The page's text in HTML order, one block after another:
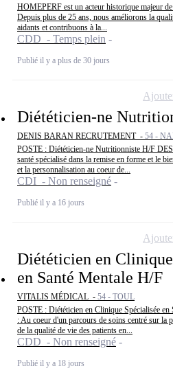
HOMEPERF est un acteur historique majeur
Depuis plus de 25 ans, nous améliorons la
aidants et contribuons à la...
CDD - Temps plein
Publié il y a plus de 30 jours
Diététicien-ne
DENIS BARAN RECRUTEMENT - 54 -
POSTE : Diététicien-ne Nutritionniste H/F
santé spécialisé dans la remise en forme et le
et la personnalisation au coeur de...
CDI - Non renseigné
Publié il y a 16 jours
Diététicien en
en Santé Mentale H/F
VITALIS MÉDICAL - 54 - TOUL
POSTE : Diététicien en Clinique Spécialisée
: Au coeur d'un parcours de soins centré sur la
de la qualité de vie des patients en...
CDD - Non renseigné
Publié il y a 18 jours